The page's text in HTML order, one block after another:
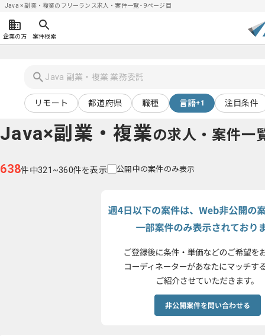
Java × 副業・複業のフリーランス求人・案件一覧 - 9ページ目
企業の方 案件検索
リモート 都道府県 職種 言語+1 注目条件
Java×副業・複業の求人・案件一
638件中321~360件を表示 公開中の案件のみ表示